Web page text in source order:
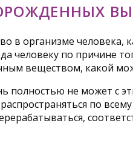
в организме
человеку по причине
веществом, какой
не может с
по